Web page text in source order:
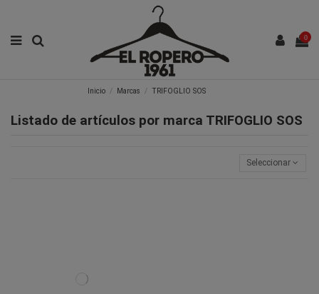
0
Inicio Marcas TRIFOGLIO SOS
Listado de artículos por marca TRIFOGLIO SOS
Seleccionar